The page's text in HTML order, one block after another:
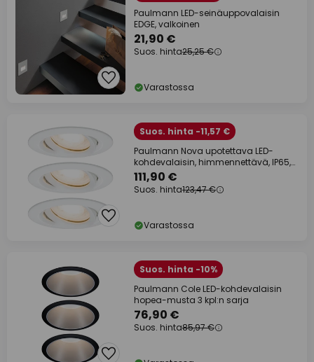
Paulmann LED-seinäuppovalaisin
EDGE, valkoinen
21,90 €
Suos. hinta25,25 €
Varastossa
Suos. hinta -11,57 €
Paulmann Nova upotettava LED-
kohdevalaisin, himmennettävä, IP65,
valkoinen
111,90 €
Suos. hinta123,47 €
Varastossa
Suos. hinta -10%
Paulmann Cole LED-kohdevalaisin
hopea-musta 3 kpl:n sarja
76,90 €
Suos. hinta85,97 €